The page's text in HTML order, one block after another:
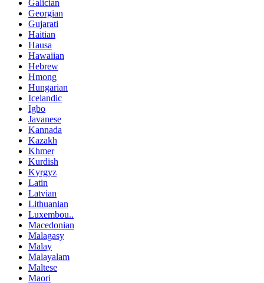
Galician
Georgian
Gujarati
Haitian
Hausa
Hawaiian
Hebrew
Hmong
Hungarian
Icelandic
Igbo
Javanese
Kannada
Kazakh
Khmer
Kurdish
Kyrgyz
Latin
Latvian
Lithuanian
Luxembou..
Macedonian
Malagasy
Malay
Malayalam
Maltese
Maori